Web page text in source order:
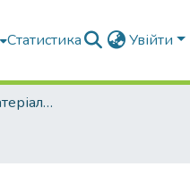
Статистика Увійти
Конференції та матеріали конференцій